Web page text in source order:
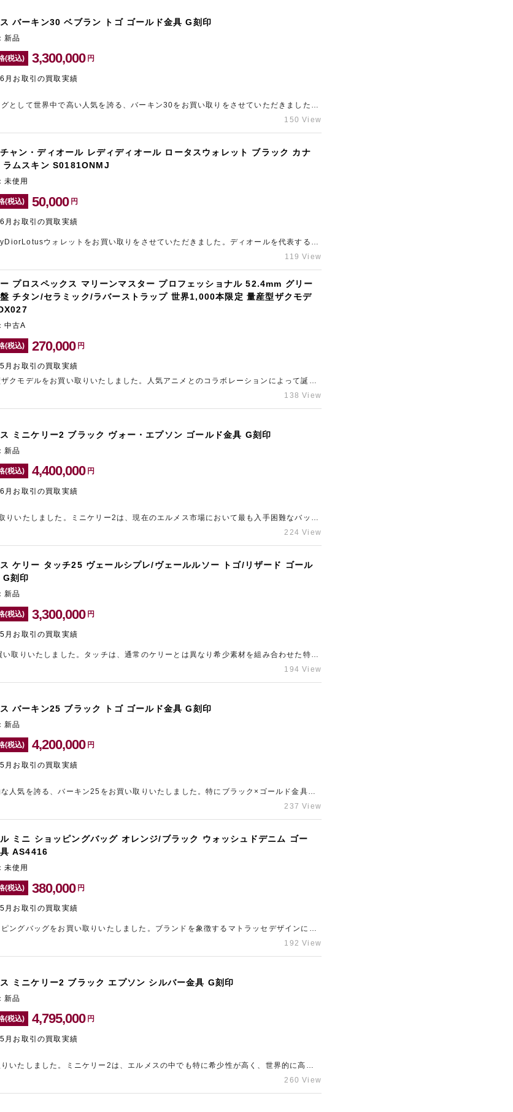
ド力が高く、中古市場でも安定した需要があるため、精一杯の金額をご提示させてい
ンド買取店「ギャラリーレア新宿東口店」は、ブランドバッグの高価買取に自信があ
バーキン30 ベブラン トゴ ゴールド金具 G刻印
新品
(税込) 3,300,000 円
月お取引の買取実績
として世界中で高い人気を誇る、バーキン30をお買い取りをさせていただきました。
具という上品かつ希少性の高い組み合わせであり、中古市場でも常に高い需要があり
した。エルメスは刻印による年式評価が重要視されるブランドであり、新しい個体ほ
ラー・人気素材・新しい年式という好条件が揃っていたため、目一杯の金額をご提示
レア新宿東口店は新宿東口エリアのブランド買取ナンバーワンを目指しております。
150 View
ャン・ディオール レディディオール ロータスウォレット ブラック カナ
ラムスキン S0181ONMJ
未使用
(税込) 50,000 円
月お取引の買取実績
ウォレットをお買い取りをさせていただきました。ディオールを代表する
ットは、コンパクトながら高級感のあるデザインで人気を集めているアイテムです。
高評価につながりました。財布カテゴリーは状態による価格差が大きくなりますが、
であったため、精一杯の金額をご提示させていただきました。売却をお考え中のブラ
東口のブランド買取店「ギャラリーレア新宿東口店」までご相談ください。
119 View
プロスペックス マリーンマスター プロフェッショナル 52.4mm グリー
チタン/セラミック/ラバーストラップ 世界1,000本限定 量産型ザクモデ
中古A
(税込) 270,000 円
月お取引の買取実績
クモデルをお買い取りいたしました。人気アニメとのコラボレーションによって誕生
。世界限定1,000本のうち073番というシリアルを持つ個体であり、コレクターからの
評価となり、高水準でのお買い取りをさせていただきました。セイコーをはじめブラ
、ぜひ新宿東口にあるブランド買取店「ギャラリーレア新宿東口店」までお持ち込み
138 View
ミニケリー2 ブラック ヴォー・エプソン ゴールド金具 G刻印
新品
(税込) 4,400,000 円
月お取引の買取実績
りいたしました。ミニケリー2は、現在のエルメス市場において最も入手困難なバッグ
に高い需要を誇るモデルです。今回のお品物はブラックカラーのエプソン素材を採用
在するため相場が下がりにくい特徴があります。さらにブラックは定番色として安定
をご提示させていただきました。新宿東口エリアのブランド買取ならギャラリーレア
224 View
ケリー タッチ25 ヴェールシプレ/ヴェールルソー トゴ/リザード ゴール
G刻印
新品
(税込) 3,300,000 円
月お取引の買取実績
取りいたしました。タッチは、通常のケリーとは異なり希少素材を組み合わせた特別
けるモデルです。今回のお品物はトゴとリザードを組み合わせた仕様で、ヴェールシ
大きく影響します。人気の高いケリー25サイズということもあり、高い査定額を提示
ルメスの査定額が気になる方は、新宿東口エリアのブランド買取店「ギャラリーレア
194 View
バーキン25 ブラック トゴ ゴールド金具 G刻印
新品
(税込) 4,200,000 円
月お取引の買取実績
人気を誇る、バーキン25をお買い取りいたしました。特にブラック×ゴールド金具は
高く、常に購入希望者が存在する組み合わせです。今回のお品物は新品で状態が非常
のお買い取りをさせていただきました。バーキンの高価買取をご希望の方は、ぜひ新
ラリーレア新宿東口店」にお任せください。
237 View
ミニ ショッピングバッグ オレンジ/ブラック ウォッシュドデニム ゴー
AS4416
未使用
(税込) 380,000 円
月お取引の買取実績
ングバッグをお買い取りいたしました。ブランドを象徴するマトラッセデザインに加
した希少性の高いモデルです。オレンジとブラックを組み合わせた存在感のあるカラ
で取引される傾向があります。どれくらいの金額になるかといったご相談も承ってい
口のブランド買取店「ギャラリーレア新宿東口店」をご利用ください。
192 View
ミニケリー2 ブラック エプソン シルバー金具 G刻印
新品
(税込) 4,795,000 円
月お取引の買取実績
いたしました。ミニケリー2は、エルメスの中でも特に希少性が高く、世界的に高い
品物はブラック×シルバー金具という人気の高い組み合わせに加え、新品かつG刻印とい
高水準でのお買い取りいたしました。エルメスの高価買取に力を入れておりますの
260 View